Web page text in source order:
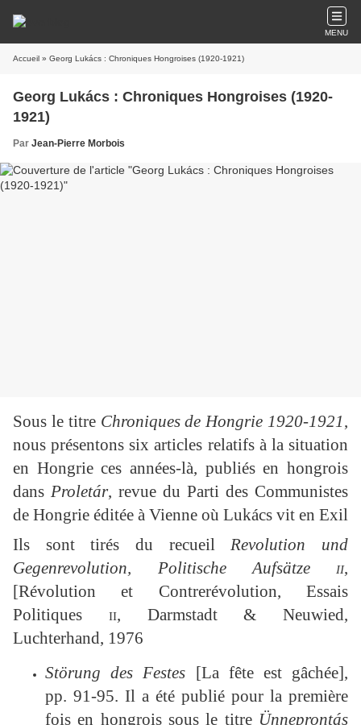
MENU
Accueil » Georg Lukács : Chroniques Hongroises (1920-1921)
Georg Lukács : Chroniques Hongroises (1920-
1921)
Par Jean-Pierre Morbois
Sous le titre Chroniques de Hongrie 1920-1921,
nous présentons six articles relatifs à la situation
en Hongrie ces années-là, publiés en hongrois
dans Proletár, revue du Parti des Communistes
de Hongrie éditée à Vienne où Lukács vit en Exil
Ils sont tirés du recueilRevolution und
Gegenrevolution, Politische Aufsätze
ii,
[Révolution et Contrerévolution, Essais
Politiques ii, Darmstadt & Neuwied,
Luchterhand, 1976
Störung des Festes [La fête est gâchée],
pp. 91-95. Il a été publié pour la première
fois en hongrois sous le titre Ünneprontás